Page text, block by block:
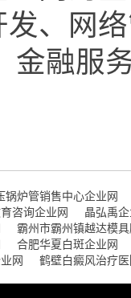
、网
金融服
锅炉管销售中心企业网
咨询企业网
晶弘禹
霸州市霸州镇越达模
合肥华夏白斑企业网
网 鹤壁白癜风治疗